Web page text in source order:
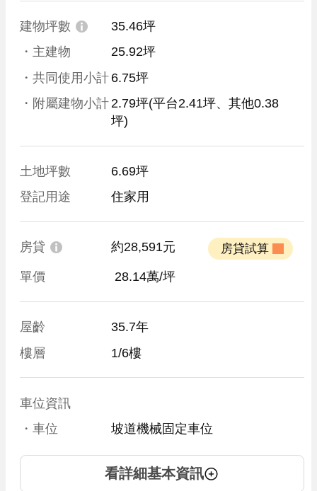
建物坪數
35.46坪
・主建物
25.92坪
・共同使用小計 6.75坪
・附屬建物小計 2.79坪(平台2.41坪、其他0.38
坪)
土地坪數
6.69坪
登記用途
住家用
房貸 約28,591元
單價 28.14萬/坪
屋齡
35.7年
樓層
1/6樓
車位資訊
・車位
坡道機械固定車位
看詳細基本資訊